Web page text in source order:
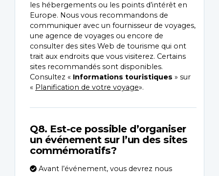
les hébergements ou les points d’intérêt en
Europe. Nous vous recommandons de
communiquer avec un fournisseur de voyages,
une agence de voyages ou encore de
consulter des sites Web de tourisme qui ont
trait aux endroits que vous visiterez. Certains
sites recommandés sont disponibles.
Consultez « Informations touristiques » sur
« Planification de votre voyage».
Q8. Est-ce possible d’organiser
un événement sur l’un des sites
commémoratifs?
Avant l’événement, vous devrez nous